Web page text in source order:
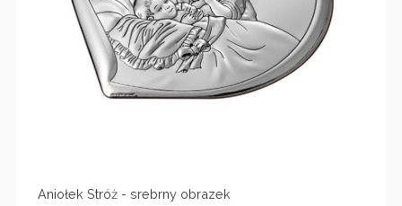
Aniołek Stróż - srebrny obrazek